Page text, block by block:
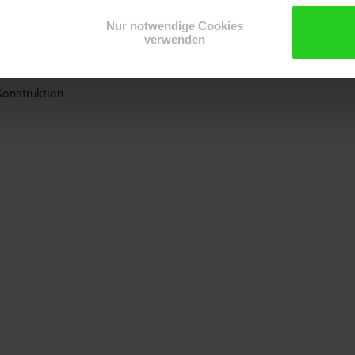
Nur notwendige Cookies
verwenden